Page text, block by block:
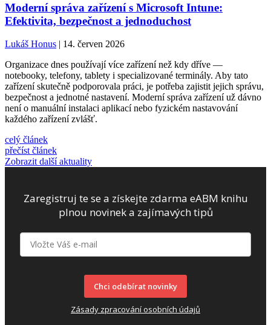
Moderní správa zařízení s Microsoft Intune:
Efektivita, bezpečnost a jednoduchost
Lukáš Honus | 14. červen 2026
Organizace dnes používají více zařízení než kdy dříve —
notebooky, telefony, tablety i specializované terminály. Aby tato
zařízení skutečně podporovala práci, je potřeba zajistit jejich správu,
bezpečnost a jednotné nastavení. Moderní správa zařízení už dávno
není o manuální instalaci aplikací nebo fyzickém nastavování
každého zařízení zvlášť.
celý článek
přečíst článek
Zobrazit další aktuality
Zaregistruj te se a získejte zdarma eABM knihu
plnou novinek a zajímavých tipů
Chci odebírat novinky
Zásady zpracování osobních údajů